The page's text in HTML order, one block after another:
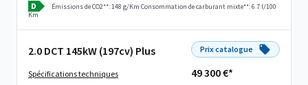
D Émissions de CO2**: 148 g/Km Consommation de carburant mixte**: 6.7 l/100
Km
2.0 DCT 145kW (197cv) Plus
Spécifications techniques
Prix catalogue
49 300 €*